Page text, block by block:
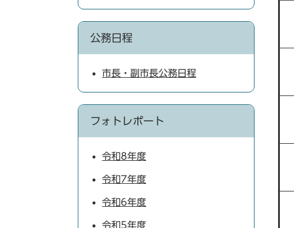
公務日程
市長・副市長公務日程
フォトレポート
令和8年度
令和7年度
令和6年度
令和5年度